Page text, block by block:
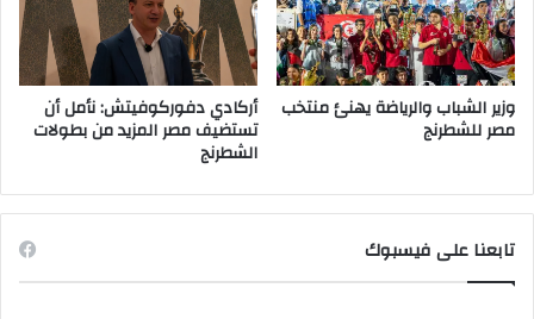
وزير الشباب والرياضة يهنئ منتخب
مصر للشطرنج
أركادي دفوركوفيتش: نأمل أن
تستضيف مصر المزيد من بطولات
الشطرنج
تابعنا على فيسبوك